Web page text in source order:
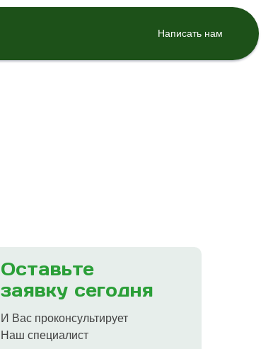
Написать нам
И Вас проконсультирует
Наш специалист
Оставьте
заявку сегодня